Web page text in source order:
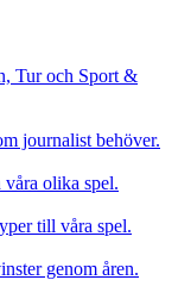
Tur och Sport &
journalist behöver.
våra olika spel.
till våra spel.
genom åren.